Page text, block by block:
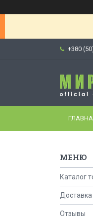
+380
Каталог
Доставка
Отзывы